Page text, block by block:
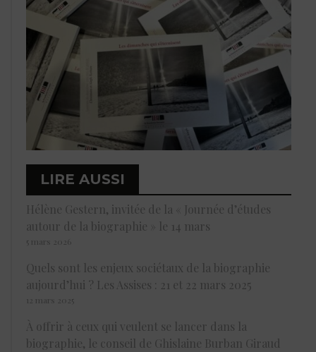
LIRE AUSSI
Hélène Gestern, invitée de la « Journée d’études
autour de la biographie » le 14 mars
5 mars 2026
Quels sont les enjeux sociétaux de la biographie
aujourd’hui ? Les Assises : 21 et 22 mars 2025
12 mars 2025
À offrir à ceux qui veulent se lancer dans la
biographie, le conseil de Ghislaine Burban Giraud